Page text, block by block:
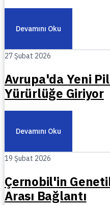
Devamını Oku
27 Şubat 2026
Avrupa'da Yeni
Yürürlüğe Giriyor
Devamını Oku
19 Şubat 2026
Çernobil'in
Arası Bağlantı